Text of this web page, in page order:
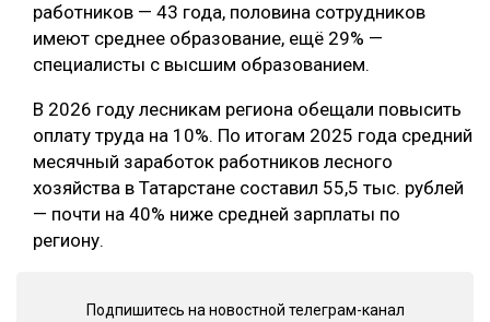
работников — 43 года, половина сотрудников
имеют среднее образование, ещё 29% —
специалисты с высшим образованием.
В 2026 году лесникам региона обещали повысить
оплату труда на 10%. По итогам 2025 года средний
месячный заработок работников лесного
хозяйства в Татарстане составил 55,5 тыс. рублей
— почти на 40% ниже средней зарплаты по
региону.
Подпишитесь на новостной телеграм-канал